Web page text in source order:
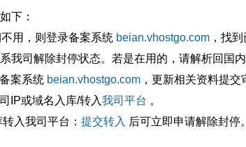
下：
用，则登录备案系统 beian.vhostgo.com ，找
我司解除封停状态。若是在用的，请解析回国内
案系统 beian.vhostgo.com ，更新相关资料提交
IP或域名入库/转入我司平台 。
入我司平台： 提交转入 后可立即申请解除封停